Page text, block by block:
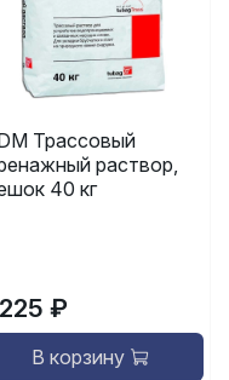
Трассовый
раствор,
40 кг
₽
В корзину